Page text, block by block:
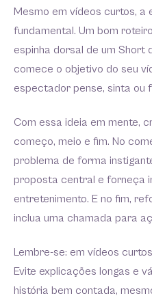
Mesmo em vídeos curtos,
fundamental. Um bom
espinha dorsal de um Short
comece o objetivo do seu
espectador pense, sinta ou
Com essa ideia em mente,
começo, meio e fim. No
problema de forma
proposta central e forneça
entretenimento. E no fim,
inclua uma chamada para
Lembre-se: em vídeos
Evite explicações longas e
história bem contada,